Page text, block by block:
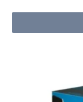
was: